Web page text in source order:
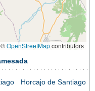
©OpenStreetMapcontributors
Horcajo de Santiago